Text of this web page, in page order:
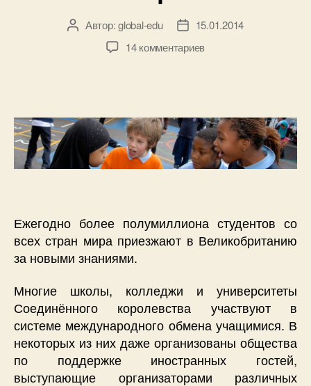
АвторАвтор:global-edu
Дата15.01.2014
14 комментариевк
в
Великобритании
Ежегодно более полумиллиона студентов со
всех стран мира приезжают в Великобританию
за новыми знаниями.
Многие школы, колледжи и университеты
Соединённого королевства участвуют в
системе международного обмена учащимися. В
некоторых из них даже организованы общества
по поддержке иностранных гостей,
выступающие организаторами различных